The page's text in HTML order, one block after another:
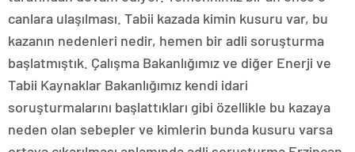
canlara ulaşılması. Tabii kazada kimin kusuru var, bu
kazanın nedenleri nedir, hemen bir adli soruşturma
başlatmıştık. Çalışma Bakanlığımız ve diğer Enerji ve
Tabii Kaynaklar Bakanlığımız kendi idari
soruşturmalarını başlattıkları gibi özellikle bu kazaya
neden olan sebepler ve kimlerin bunda kusuru varsa